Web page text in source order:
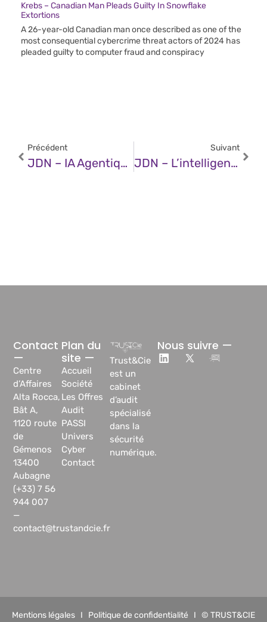
Krebs – Canadian Man Pleads Guilty In Snowflake
Extortions
A 26-year-old Canadian man once described as one of the
most consequential cybercrime threat actors of 2024 has
pleaded guilty to computer fraud and conspiracy
Précédent
JDN – IA Agentique : 4 Étapes Clés Pour Guider Les DSI Vers La Maturité
Suivant
JDN – L’intelligence Artificielle, Éternelle Antagoniste Dans Les Films : Menace Crédible Ou Pur Fantasme Hollywoodien ? Un Expert En Cybersécurité Chez Splunk Apporte Son Éclairage
Trust&Cie
est un
cabinet
d’audit
spécialisé
dans la
sécurité
numérique.
Plan du
site —
Accueil
Société
Les Offres
Audit
PASSI
Univers
Cyber
Contact
Contact
—
Centre
d’Affaires
Alta Rocca,
Bât A,
1120 route
de
Gémenos
13400
Aubagne
(+33) 7 56
944 007
—
contact@trustandcie.fr
Nous suivre —
Mentions légales I Politique de confidentialité I © TRUST&CIE